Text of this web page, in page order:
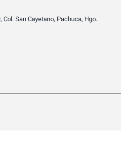
Col. San Cayetano, Pachuca, Hgo.